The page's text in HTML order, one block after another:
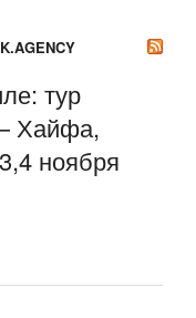
тур
Хайфа,
ноября